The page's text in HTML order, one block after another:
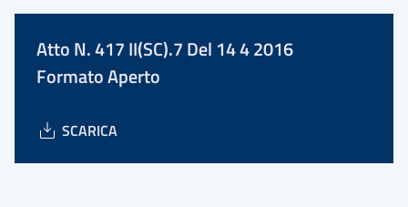
Atto N. 417 II(SC).7 Del 14 4 2016
Formato Aperto
SCARICA